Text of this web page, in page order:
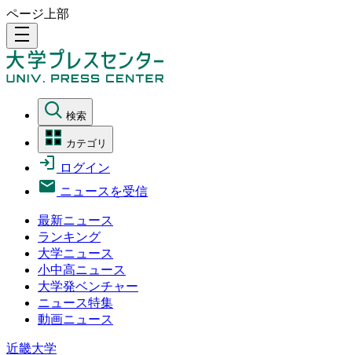
ページ上部
density_medium
検索
カテゴリ
ログイン
ニュースを受信
最新ニュース
ランキング
大学ニュース
小中高ニュース
大学発ベンチャー
ニュース特集
動画ニュース
近畿大学